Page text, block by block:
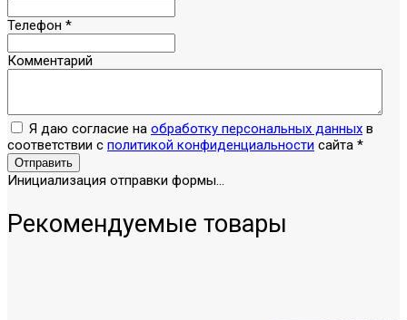
Телефон *
Комментарий
Я даю согласие на обработку персональных данных в
соответствии с политикой конфиденциальности сайта *
Отправить
Инициализация отправки формы...
Рекомендуемые товары